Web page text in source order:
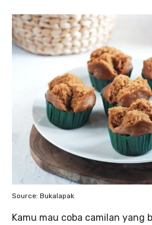
Source: Bukalapak
Kamu mau coba camilan yang